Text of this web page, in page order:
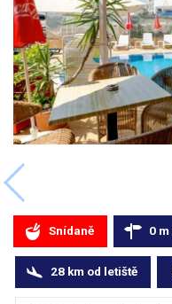
Snídaně 0 m
28 km od letiště